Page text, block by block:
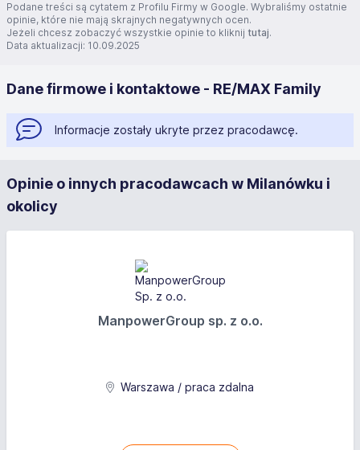
Podane treści są cytatem z Profilu Firmy w Google. Wybraliśmy ostatnie
opinie, które nie mają skrajnych negatywnych ocen.
Jeżeli chcesz zobaczyć wszystkie opinie to kliknij tutaj.
Data aktualizacji: 10.09.2025
Dane firmowe i kontaktowe - RE/MAX Family
Informacje zostały ukryte przez pracodawcę.
Opinie o innych pracodawcach w Milanówku i
okolicy
ManpowerGroup sp. z o.o.
Warszawa / praca zdalna